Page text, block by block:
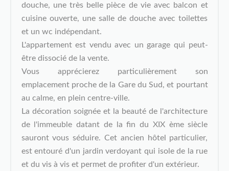
douche, une très belle pièce de vie avec balcon et
cuisine ouverte, une salle de douche avec toilettes
et un wc indépendant.
L'appartement est vendu avec un garage qui peut-
être dissocié de la vente.
Vous apprécierez particulièrement son
emplacement proche de la Gare du Sud, et pourtant
au calme, en plein centre-ville.
La décoration soignée et la beauté de l'architecture
de l'immeuble datant de la fin du XIX ème siècle
sauront vous séduire. Cet ancien hôtel particulier,
est entouré d'un jardin verdoyant qui isole de la rue
et du vis à vis et permet de profiter d'un extérieur.